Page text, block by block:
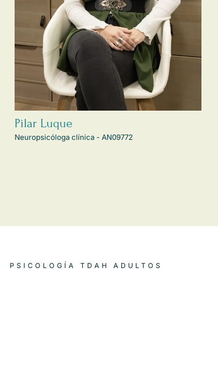
Pilar Luque
Neuropsicóloga clínica - AN09772
PSICOLOGÍA TDAH ADULTOS